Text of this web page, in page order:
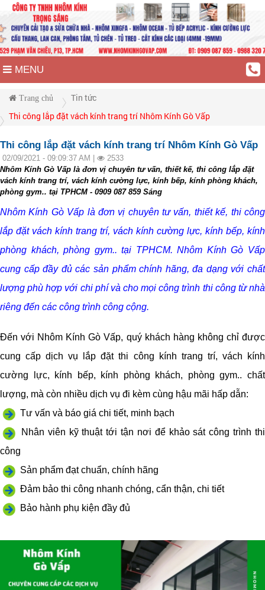
MENU
Trang chủ
Tin tức
Thi công lắp đặt vách kính trang trí Nhôm Kính Gò Vấp
Thi công lắp đặt vách kính trang trí Nhôm Kính Gò Vấp
02/09/2021 - 09:09:37 AM |
2533
Nhôm Kính Gò Vấp là đơn vị chuyên tư vấn, thiết kế, thi công lắp đặt
vách kính trang trí, vách kính cường lực, kính bếp, kính phòng khách,
phòng gym.. tại TPHCM - 0909 087 859 Sáng
Nhôm Kính Gò Vấp là đơn vị chuyên tư vấn, thiết kế, thi công
lắp đặt vách kính trang trí, vách kính cường lực, kính bếp, kính
phòng khách, phòng gym.. tại TPHCM. Nhôm Kính Gò Vấp
cung cấp đầy đủ các sản phẩm chính hãng, đa dạng với chất
lượng phù hợp với chi phí và cho mọi công trình thi công từ nhà
riêng đến các công trình công cộng.
Đến với Nhôm Kính Gò Vấp, quý khách hàng không chỉ được
cung cấp dịch vụ lắp đặt thi công kính trang trí, vách kính
cường lực, kính bếp, kính phòng khách, phòng gym.. chất
lượng, mà còn nhiều dịch vụ đi kèm cùng hậu mãi hấp dẫn:
Tư vấn và báo giá chi tiết, minh bạch
Nhân viên kỹ thuật tới tận nơi để khảo sát công trình thi
công
Sản phẩm đạt chuẩn, chính hãng
Đảm bảo thi công nhanh chóng, cẩn thận, chi tiết
Bảo hành phụ kiện đầy đủ